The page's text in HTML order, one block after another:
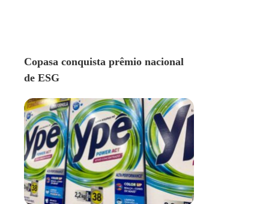
Copasa conquista prêmio nacional
de ESG